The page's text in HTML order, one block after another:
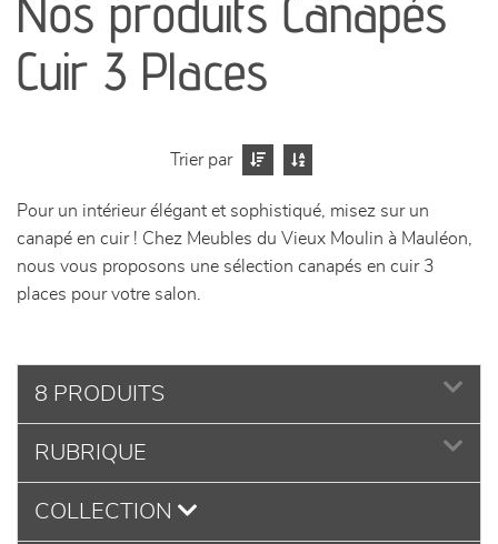
séjours
meubles de complément
décoration
Nos produits Canapés
Cuir 3 Places
Trier par
Pour un intérieur élégant et sophistiqué, misez sur un
canapé en cuir ! Chez Meubles du Vieux Moulin à Mauléon,
nous vous proposons une sélection canapés en cuir 3
places pour votre salon.
8 PRODUITS
RUBRIQUE
COLLECTION